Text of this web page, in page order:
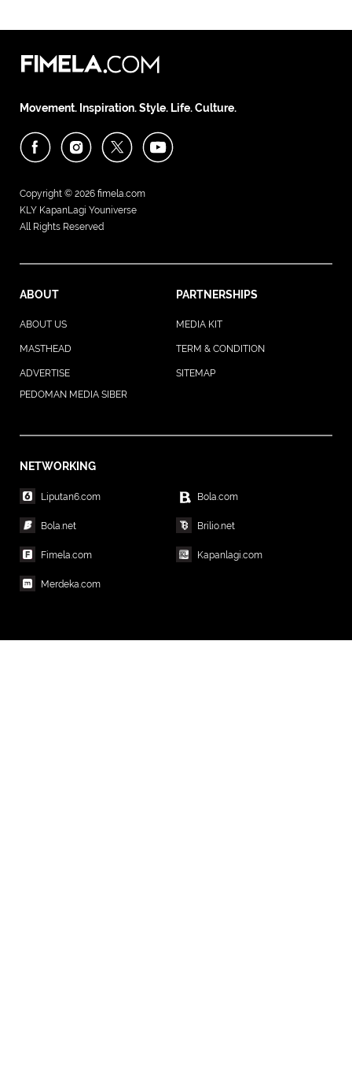
Movement. Inspiration. Style. Life. Culture.
Copyright © 2026 fimela.com
KLY KapanLagi Youniverse
All Rights Reserved
ABOUT PARTNERSHIPS
ABOUT US MEDIA KIT
MASTHEAD TERM & CONDITION
ADVERTISE
SITEMAP
PEDOMAN MEDIA SIBER
NETWORKING
Liputan6.com Bola.com
Bola.net Brilio.net
Fimela.com Kapanlagi.com
Merdeka.com